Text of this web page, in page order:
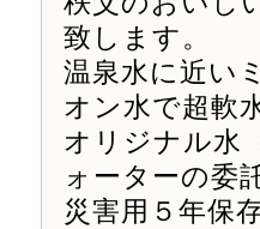
致します。
温泉水に近い
オン水で超軟
オリジナル水
ォーターの委
災害用５年保